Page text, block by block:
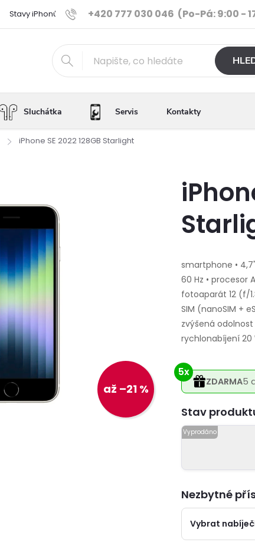
+420 777 030 046 (Po-Pá: 9:00 -
Stavy iPhonů Ověřené iPhony Výhody e-shopu
Sluchátka Servis Kontakty
iPhone SE 2022 128GB Starlight
až –21 %
smartphone •
60 Hz • procesor
fotoaparát 12 (f/
SIM (nanoSIM +
zvýšená odolnost
rychlonabíjení 20
5x
ZDARMA5
Nezbytné
Vybrat